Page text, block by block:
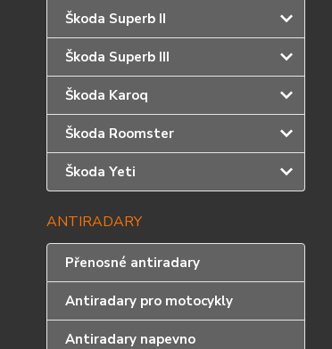
Škoda Superb II
Škoda Superb III
Škoda Karoq
Škoda Roomster
Škoda Yeti
ANTIRADARY
Přenosné antiradary
Antiradary pro motocykly
Antiradary napevno